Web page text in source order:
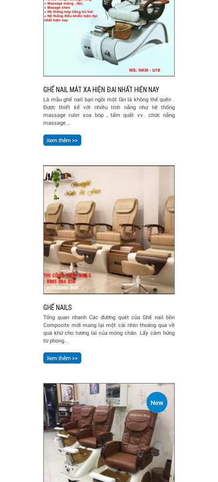
GHẾ NAIL MÁT XA HIỆN ĐẠI NHẤT HIỆN NAY
Là mẫu ghế nail bạn ngồi một lần là không thể quên .
Được thiết kế với nhiều tính năng như hệ thống
massage ruler xoa bóp , tẩm quất vv.. chức năng
massage...
GHẾ NAILS
Tổng quan nhanh Các đường quét của Ghế nail bồn
Composite mới mang lại một cái nhìn thoáng qua về
quá khứ cho tương lai của móng chân. Lấy cảm hứng
từ phong...